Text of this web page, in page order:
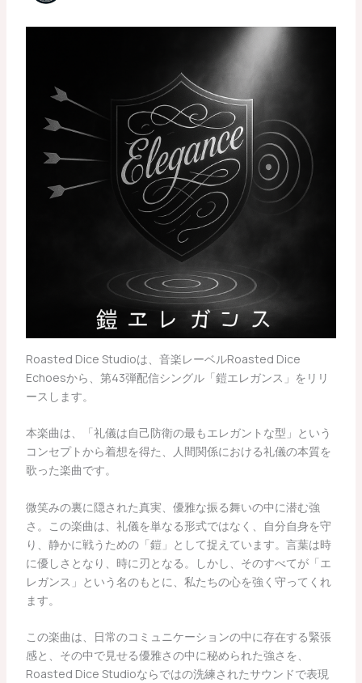
Roasted Dice Studioは、音楽レーベルRoasted Dice
Echoesから、第43弾配信シングル「鎧エレガンス」をリリ
ースします。
本楽曲は、「礼儀は自己防衛の最もエレガントな型」という
コンセプトから着想を得た、人間関係における礼儀の本質を
歌った楽曲です。
微笑みの裏に隠された真実、優雅な振る舞いの中に潜む強
さ。この楽曲は、礼儀を単なる形式ではなく、自分自身を守
り、静かに戦うための「鎧」として捉えています。言葉は時
に優しさとなり、時に刃となる。しかし、そのすべてが「エ
レガンス」という名のもとに、私たちの心を強く守ってくれ
ます。
この楽曲は、日常のコミュニケーションの中に存在する緊張
感と、その中で見せる優雅さの中に秘められた強さを、
Roasted Dice Studioならではの洗練されたサウンドで表現